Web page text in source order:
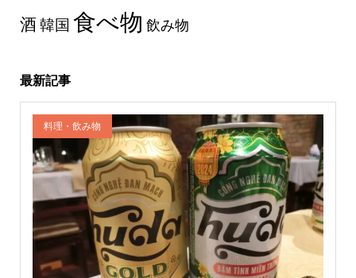
酒韓国 食べ物 飲み物
最新記事
料理・飲み物